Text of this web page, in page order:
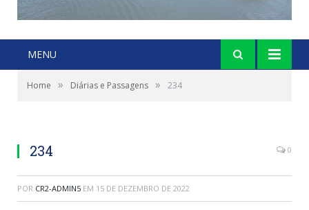
MENU
Home » Diárias e Passagens » 234
234 0
POR CR2-ADMIN5 EM 15 DE DEZEMBRO DE 2022